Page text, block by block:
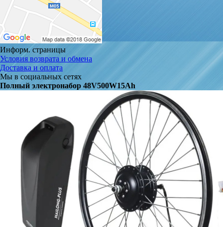
Информ. страницы
Условия возврата и обмена
Доставка и оплата
Мы в социальных сетях
Полный электронабор 48V500W15Ah